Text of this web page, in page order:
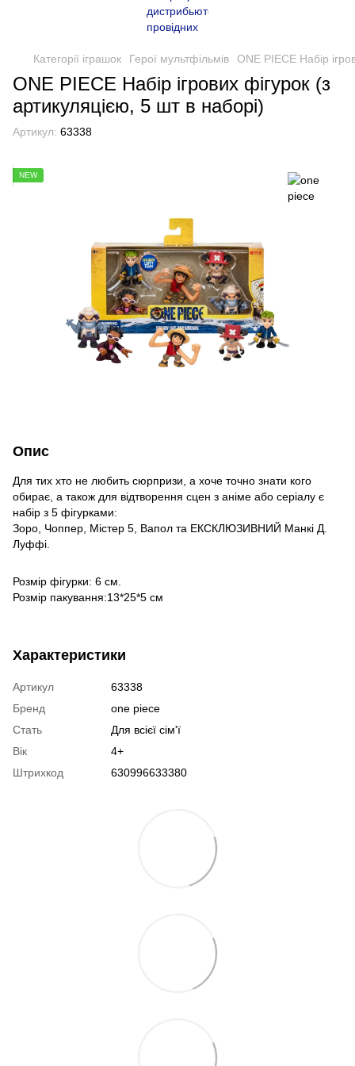
Категорії іграшок Герої мультфільмів ONE PIECE Набір
ONE PIECE Набір ігрових фігурок (з
артикуляцією, 5 шт в наборі)
Артикул: 63338
NEW
Опис
Для тих хто не любить сюрпризи, а хоче точно знати кого
обирає, а також для відтворення сцен з аніме або серіалу є
набір з 5 фігурками:
Зоро, Чоппер, Містер 5, Вапол та ЕКСКЛЮЗИВНИЙ Манкі Д.
Луффі.
Розмір фігурки: 6 см.
Розмір пакування:13*25*5 см
Характеристики
Артикул
63338
Бренд
one piece
Стать
Для всієї сім'ї
Вік
4+
Штрихкод
630996633380